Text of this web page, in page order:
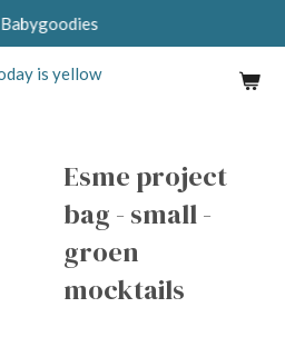
Babygoodies
Esme project
bag - small -
groen
mocktails